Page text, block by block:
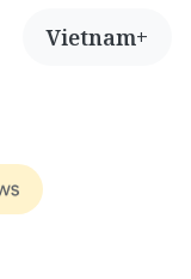
Vietnam+